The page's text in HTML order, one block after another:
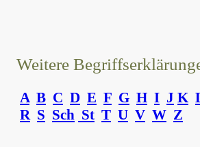
Weitere
A B C D E F G H I J K
R S Sch St T U V W Z